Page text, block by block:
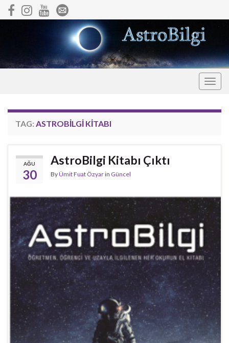
TAG: ASTROBILGI KITABI
AĞU
30
AstroBilgi Kitabı Çıktı
ByÜmit Fuat Özyarin Güncel